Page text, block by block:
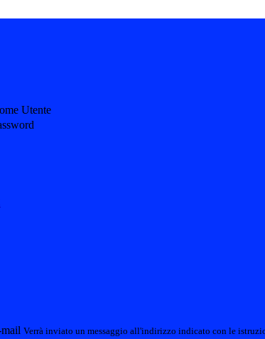
Utente
Verrà inviato un messaggio all'indirizzo indicato con le